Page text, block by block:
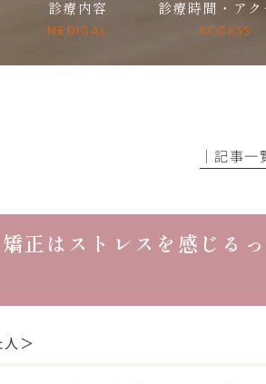
診療内容
MEDICAL
診療時間・アク
ACCESS
│記事一
正はストレスを感じる
＞